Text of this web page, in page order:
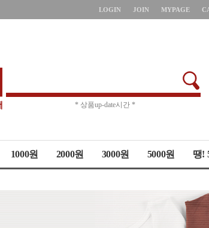
LOGIN JOIN MYPAGE
* 주문취소 제한 *
1000원 2000원 3000원 5000원 땡!